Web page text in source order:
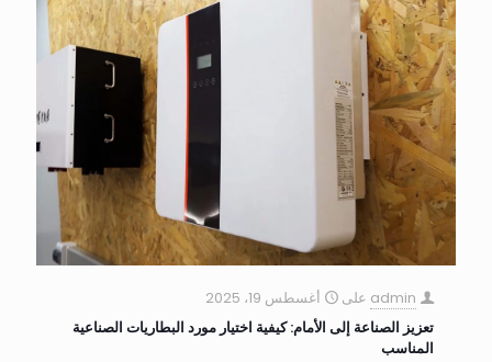
admin على
أغسطس 19، 2025
تعزيز الصناعة إلى الأمام: كيفية اختيار مورد البطاريات الصناعية
المناسب